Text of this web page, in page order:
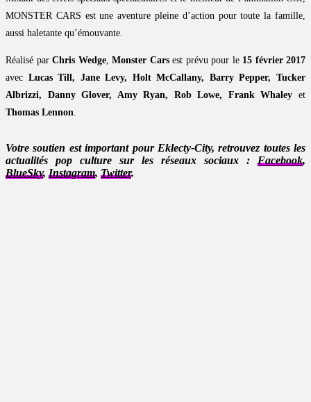
MONSTER CARS est une aventure pleine d’action pour toute la famille,
aussi haletante qu’émouvante.
Réalisé par Chris Wedge, Monster Carsest prévu pour le 15 février 2017
avec Lucas Till, Jane Levy, Holt McCallany, Barry Pepper, Tucker
Albrizzi, Danny Glover, Amy Ryan, Rob Lowe, Frank Whaley et
Thomas Lennon.
Votre soutien est important pour Eklecty-City, retrouvez toutes les
actualités pop culture sur les réseaux sociaux : Facebook,
BlueSky, Instagram, Twitter.